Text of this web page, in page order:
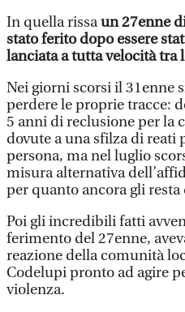
In quella rissaun 27enne
stato ferito dopo essere
lanciata a tutta velocità tra
Nei giorni scorsi il 31enne
perdere le proprie tracce:
5 anni di reclusione per la
dovute a una sfilza di reati
persona, ma nel luglio
misura alternativa
per quanto ancora gli resta
Poi gli incredibili fatti
ferimento del 27enne,
reazione della comunità
Codelupi pronto ad agire
violenza.